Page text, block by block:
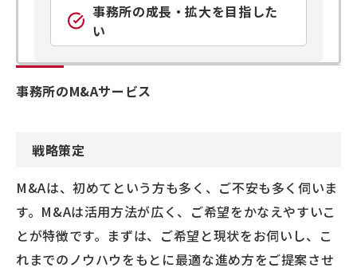
事務所の成長・拡大を目指した
い
事務所のM&Aサービス
戦略策定
M&Aは、初めてという方も多く、ご不安も多く伺いま
す。M&Aは活用方法が広く、ご希望をかなえやすいこ
とが特徴です。まずは、ご希望と現状をお伺いし、こ
れまでのノウハウをもとに最適な進め方をご提案させ